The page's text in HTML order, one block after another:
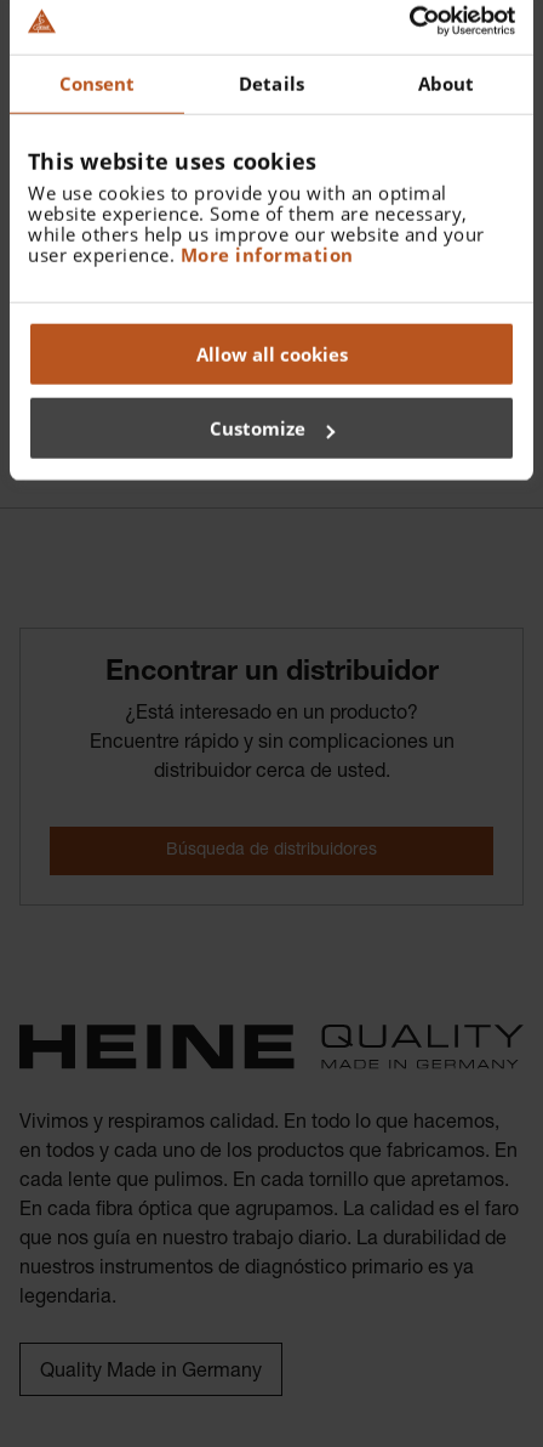
Consent Details About
This website uses cookies
We use cookies to provide you with an optimal
website experience. Some of them are necessary,
while others help us improve our website and your
user experience. More information
Allow all cookies
Customize
Encontrar un distribuidor
Detalles
Lámpara de recambio XHL Xenón Halógena 3,5 V para
Lámpara de hendidura HSL 100 y Lámpara de hendidura
Encontrar­ un­ distribuidor
¿Está interesado en un producto?
Encuentre rápido y sin complicaciones un
distribuidor cerca de usted.
Vivimos y respiramos calidad. En todo lo que hacemos,
en todos y cada uno de los productos que fabricamos. En
cada lente que pulimos. En cada tornillo que apretamos.
En cada fibra óptica que agrupamos. La calidad es el faro
que nos guía en nuestro trabajo diario. La durabilidad de
nuestros instrumentos de diagnóstico primario es ya
legendaria.
Quality Made in Germany